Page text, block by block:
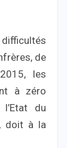
de
les
à zéro
du
doit à la